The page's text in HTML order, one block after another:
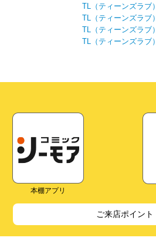
TL（ティーンズラブ）
TL（ティーンズラブ）
TL（ティーンズラブ）
TL（ティーンズラブ）
本棚アプリ
ご来店ポイント